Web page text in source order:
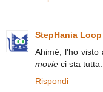
StepHania Loop
Ahimé, l'ho visto
movie ci sta tutta.
Rispondi